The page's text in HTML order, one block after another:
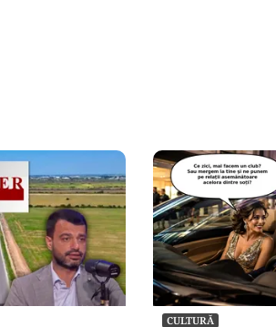
CULTURĂ